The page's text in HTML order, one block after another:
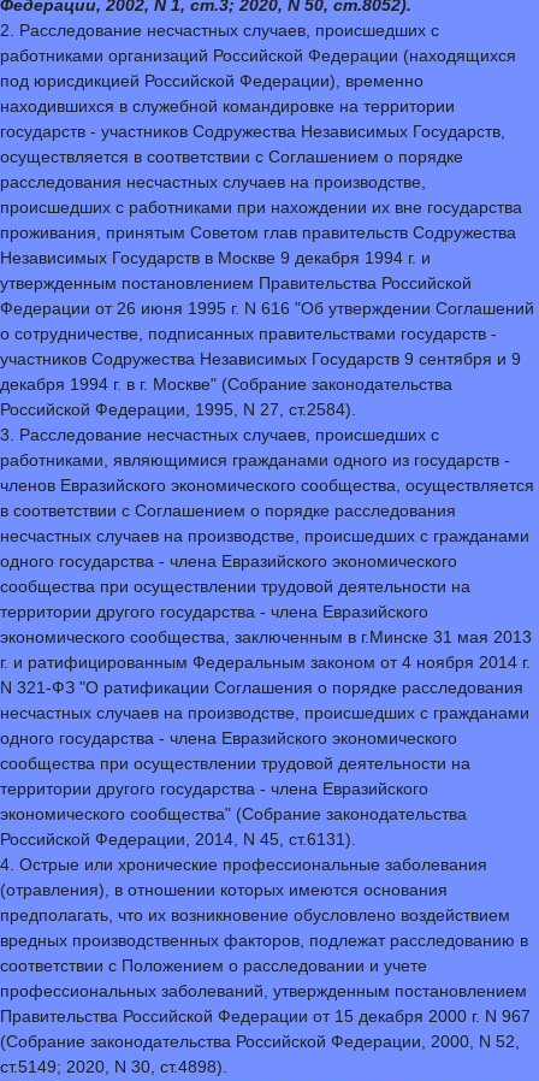
Федерации, 2002, N 1, ст.3; 2020, N 50, ст.8052).
2. Расследование несчастных случаев, происшедших с
работниками организаций Российской Федерации (находящихся
под юрисдикцией Российской Федерации), временно
находившихся в служебной командировке на территории
государств - участников Содружества Независимых Государств,
осуществляется в соответствии с Соглашением о порядке
расследования несчастных случаев на производстве,
происшедших с работниками при нахождении их вне государства
проживания, принятым Советом глав правительств Содружества
Независимых Государств в Москве 9 декабря 1994 г. и
утвержденным постановлением Правительства Российской
Федерации от 26 июня 1995 г. N 616 "Об утверждении Соглашений
о сотрудничестве, подписанных правительствами государств -
участников Содружества Независимых Государств 9 сентября и 9
декабря 1994 г. в г. Москве" (Собрание законодательства
Российской Федерации, 1995, N 27, ст.2584).
3. Расследование несчастных случаев, происшедших с
работниками, являющимися гражданами одного из государств -
членов Евразийского экономического сообщества, осуществляется
в соответствии с Соглашением о порядке расследования
несчастных случаев на производстве, происшедших с гражданами
одного государства - члена Евразийского экономического
сообщества при осуществлении трудовой деятельности на
территории другого государства - члена Евразийского
экономического сообщества, заключенным в г.Минске 31 мая 2013
г. и ратифицированным Федеральным законом от 4 ноября 2014 г.
N 321-ФЗ "О ратификации Соглашения о порядке расследования
несчастных случаев на производстве, происшедших с гражданами
одного государства - члена Евразийского экономического
сообщества при осуществлении трудовой деятельности на
территории другого государства - члена Евразийского
экономического сообщества" (Собрание законодательства
Российской Федерации, 2014, N 45, ст.6131).
4. Острые или хронические профессиональные заболевания
(отравления), в отношении которых имеются основания
предполагать, что их возникновение обусловлено воздействием
вредных производственных факторов, подлежат расследованию в
соответствии с Положением о расследовании и учете
профессиональных заболеваний, утвержденным постановлением
Правительства Российской Федерации от 15 декабря 2000 г. N 967
(Собрание законодательства Российской Федерации, 2000, N 52,
ст.5149; 2020, N 30, ст.4898).